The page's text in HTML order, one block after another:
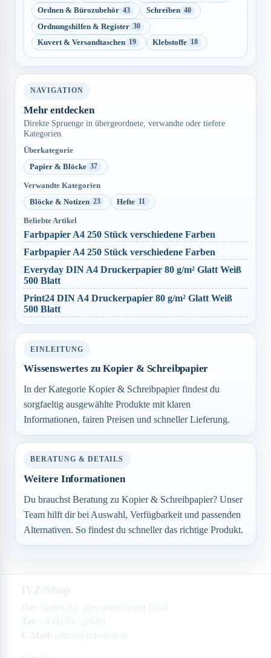
Ordnen & Bürozubehör 43 Schreiben 40
Ordnungshilfen & Register 30
Kuvert & Versandtaschen 19 Klebstoffe 18
NAVIGATION
Mehr entdecken
Direkte Spruenge in übergeordnete, verwandte oder tiefere
Kategorien.
Überkategorie
Papier & Blöcke 37
Verwandte Kategorien
Blöcke & Notizen 23 Hefte 11
Beliebte Artikel
Farbpapier A4 250 Stück verschiedene Farben
Farbpapier A4 250 Stück verschiedene Farben
Everyday DIN A4 Druckerpapier 80 g/m² Glatt Weiß
500 Blatt
Print24 DIN A4 Druckerpapier 80 g/m² Glatt Weiß
500 Blatt
EINLEITUNG
Wissenswertes zu Kopier & Schreibpapier
In der Kategorie Kopier & Schreibpapier findest du
sorgfaeltig ausgewählte Produkte mit klaren
Informationen, fairen Preisen und schneller Lieferung.
BERATUNG & DETAILS
Weitere Informationen
Du brauchst Beratung zu Kopier & Schreibpapier? Unser
Team hilft dir bei Auswahl, Verfügbarkeit und passenden
Alternativen. So findest du schneller das richtige Produkt.